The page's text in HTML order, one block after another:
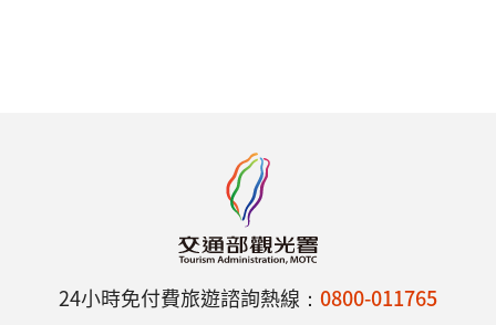
24小時免付費旅遊諮詢熱線： 0800-011765